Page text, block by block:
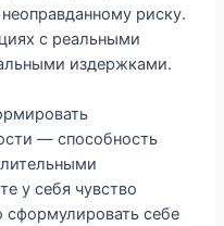
риску.
с реальными
издержками.
— способность
у себя чувство
сформулировать себе